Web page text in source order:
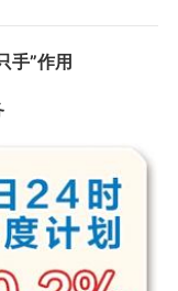
手”作用